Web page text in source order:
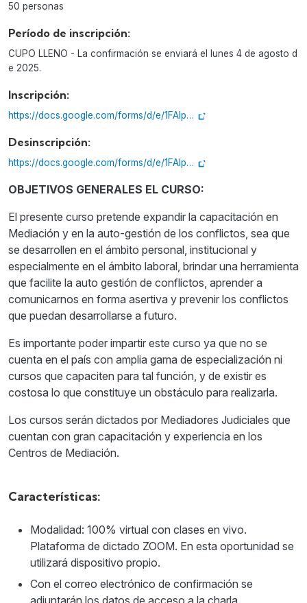
50 personas
Período de inscripción:
CUPO LLENO - La confirmación se enviará el lunes 4 de agosto d
e 2025.
Inscripción:
https://docs.google.com/forms/d/e/1FAIp…
Desinscripción:
https://docs.google.com/forms/d/e/1FAIp…
OBJETIVOS GENERALES EL CURSO:
El presente curso pretende expandir la capacitación en
Mediación y en la auto-gestión de los conflictos, sea que
se desarrollen en el ámbito personal, institucional y
especialmente en el ámbito laboral, brindar una herramienta
que facilite la auto gestión de conflictos, aprender a
comunicarnos en forma asertiva y prevenir los conflictos
que puedan desarrollarse a futuro.
Es importante poder impartir este curso ya que no se
cuenta en el país con amplia gama de especialización ni
cursos que capaciten para tal función, y de existir es
costosa lo que constituye un obstáculo para realizarla.
Los cursos serán dictados por Mediadores Judiciales que
cuentan con gran capacitación y experiencia en los
Centros de Mediación.
Características:
Modalidad: 100% virtual con clases en vivo.
Plataforma de dictado ZOOM. En esta oportunidad se
utilizará dispositivo propio.
Con el correo electrónico de confirmación se
adjuntarán los datos de acceso a la charla.